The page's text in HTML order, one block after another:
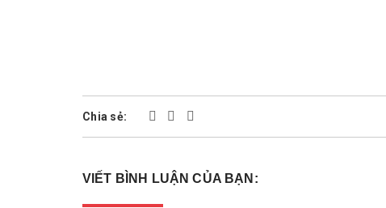
Chia sẻ:
VIẾT BÌNH LUẬN CỦA BẠN: